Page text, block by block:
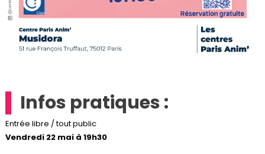
Infos pratiques :
Entrée libre / tout public
Vendredi 22 mai à 19h30